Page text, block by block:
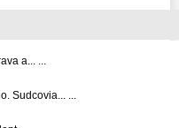
a... ...
Sudcovia... ...